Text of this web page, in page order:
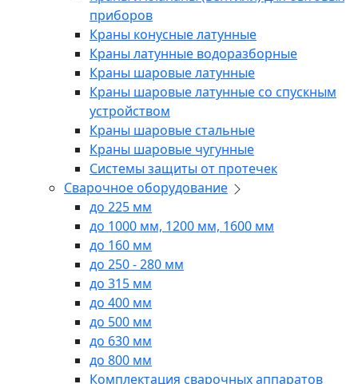
приборов
Краны конусные латунные
Краны латунные водоразборные
Краны шаровые латунные
Краны шаровые латунные со спускным
устройством
Краны шаровые стальные
Краны шаровые чугунные
Системы защиты от протечек
Сварочное оборудование
до 225 мм
до 1000 мм, 1200 мм, 1600 мм
до 160 мм
до 250 - 280 мм
до 315 мм
до 400 мм
до 500 мм
до 630 мм
до 800 мм
Комплектация сварочных аппаратов